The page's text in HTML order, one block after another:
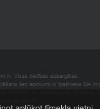
Visas tiesības aizsargātas.
bez iepirkumi.lv īpašnieka SIA